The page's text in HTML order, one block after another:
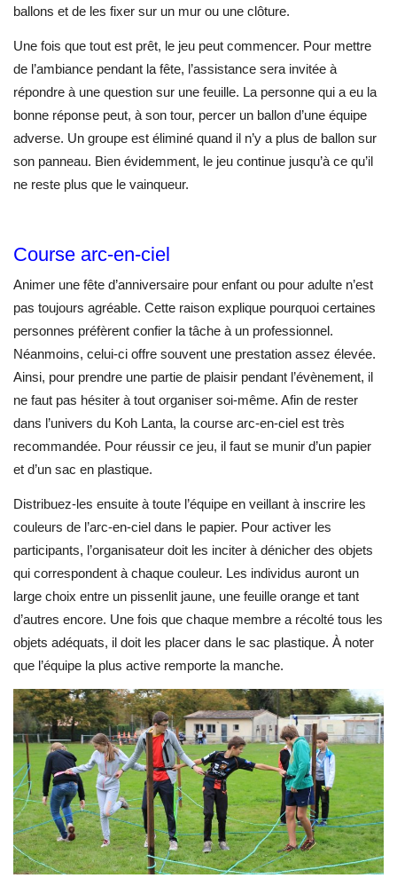
ballons et de les fixer sur un mur ou une clôture.
Une fois que tout est prêt, le jeu peut commencer. Pour mettre
de l’ambiance pendant la fête, l’assistance sera invitée à
répondre à une question sur une feuille. La personne qui a eu la
bonne réponse peut, à son tour, percer un ballon d’une équipe
adverse. Un groupe est éliminé quand il n’y a plus de ballon sur
son panneau. Bien évidemment, le jeu continue jusqu’à ce qu’il
ne reste plus que le vainqueur.
Course arc-en-ciel
Animer une fête d’anniversaire pour enfant ou pour adulte n’est
pas toujours agréable. Cette raison explique pourquoi certaines
personnes préfèrent confier la tâche à un professionnel.
Néanmoins, celui-ci offre souvent une prestation assez élevée.
Ainsi, pour prendre une partie de plaisir pendant l’évènement, il
ne faut pas hésiter à tout organiser soi-même. Afin de rester
dans l’univers du Koh Lanta, la course arc-en-ciel est très
recommandée. Pour réussir ce jeu, il faut se munir d’un papier
et d’un sac en plastique.
Distribuez-les ensuite à toute l’équipe en veillant à inscrire les
couleurs de l’arc-en-ciel dans le papier. Pour activer les
participants, l’organisateur doit les inciter à dénicher des objets
qui correspondent à chaque couleur. Les individus auront un
large choix entre un pissenlit jaune, une feuille orange et tant
d’autres encore. Une fois que chaque membre a récolté tous les
objets adéquats, il doit les placer dans le sac plastique. À noter
que l’équipe la plus active remporte la manche.